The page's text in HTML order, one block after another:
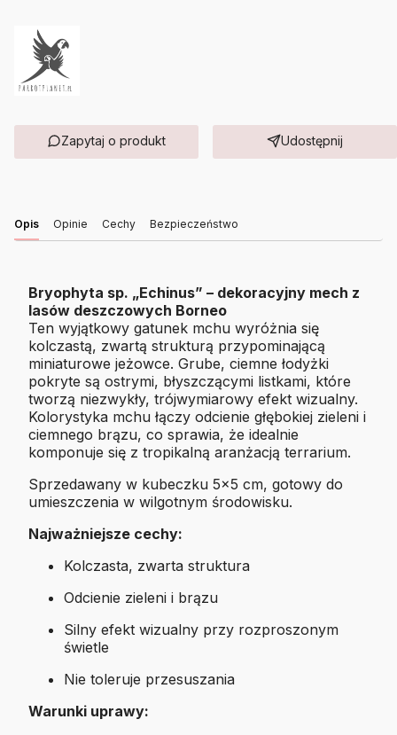
Zapytaj o produkt Udostępnij
Opis Opinie Cechy Bezpieczeństwo
Bryophyta sp. „Echinus” – dekoracyjny mech z
lasów deszczowych Borneo
Ten wyjątkowy gatunek mchu wyróżnia się
kolczastą, zwartą strukturą przypominającą
miniaturowe jeżowce. Grube, ciemne łodyżki
pokryte są ostrymi, błyszczącymi listkami, które
tworzą niezwykły, trójwymiarowy efekt wizualny.
Kolorystyka mchu łączy odcienie głębokiej zieleni i
ciemnego brązu, co sprawia, że idealnie
komponuje się z tropikalną aranżacją terrarium.
Sprzedawany w kubeczku 5×5 cm, gotowy do
umieszczenia w wilgotnym środowisku.
Najważniejsze cechy:
Kolczasta, zwarta struktura
Odcienie zieleni i brązu
Silny efekt wizualny przy rozproszonym
świetle
Nie toleruje przesuszania
Warunki uprawy: